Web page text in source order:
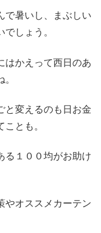
で暑いし、まぶしい
しょう。
はかえって西日のあ
と変えるのも日お金
とも。
る１００均がお助け
やオススメカーテン